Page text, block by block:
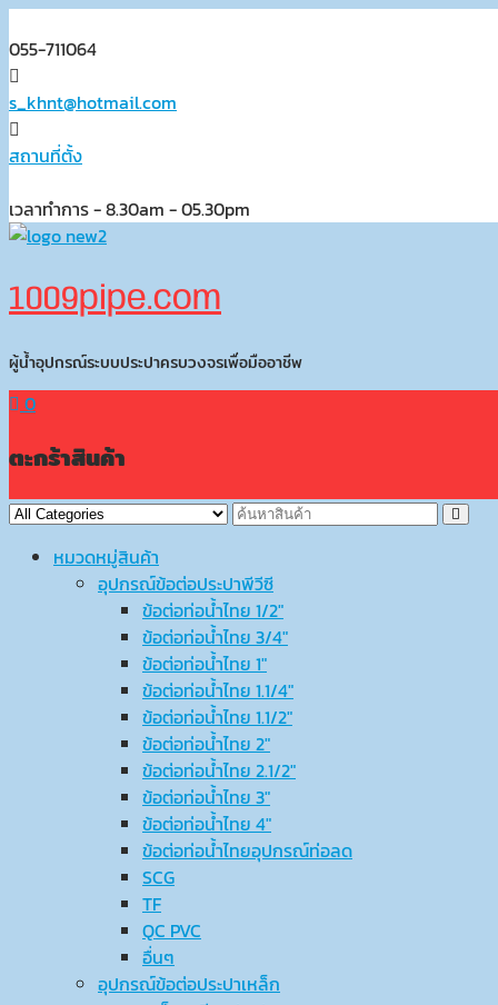
to
content
055-711064
s_khnt@hotmail.com
สถานที่ตั้ง
เวลาทำการ - 8.30am - 05.30pm
1009pipe.com
ผู้น้ำอุปกรณ์ระบบประปาครบวงจรเพื่อมืออาชีพ
0
ตะกร้าสินค้า
หมวดหมู่สินค้า
อุปกรณ์ข้อต่อประปาพีวีซี
ข้อต่อท่อน้ำไทย 1/2″
ข้อต่อท่อน้ำไทย 3/4″
ข้อต่อท่อน้ำไทย 1″
ข้อต่อท่อน้ำไทย 1.1/4″
ข้อต่อท่อน้ำไทย 1.1/2″
ข้อต่อท่อน้ำไทย 2″
ข้อต่อท่อน้ำไทย 2.1/2″
ข้อต่อท่อน้ำไทย 3″
ข้อต่อท่อน้ำไทย 4″
ข้อต่อท่อน้ำไทยอุปกรณ์ท่อลด
SCG
TF
QC PVC
อื่นๆ
อุปกรณ์ข้อต่อประปาเหล็ก